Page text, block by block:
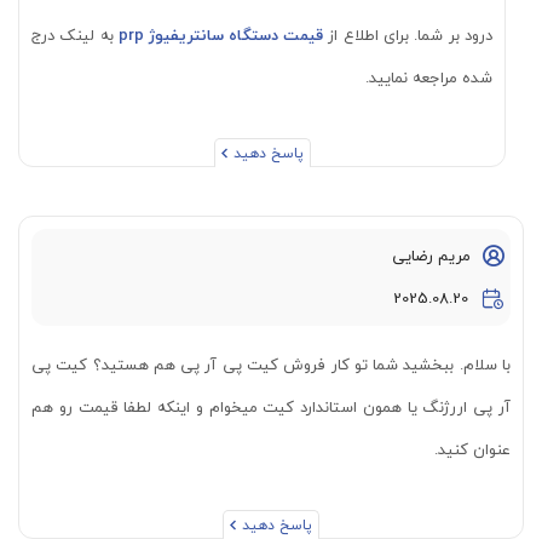
درود بر شما. برای اطلاع از قیمت دستگاه سانتریفیوژ prp
به لینک درج
شده مراجعه نمایید.
پاسخ دهید
مریم رضایی
2025.08.20
با سلام. ببخشید شما تو کار فروش کیت پی آر پی هم هستید؟ کیت پی
آر پی اررژنگ یا همون استاندارد کیت میخوام و اینکه لطفا قیمت رو هم
عنوان کنید.
پاسخ دهید